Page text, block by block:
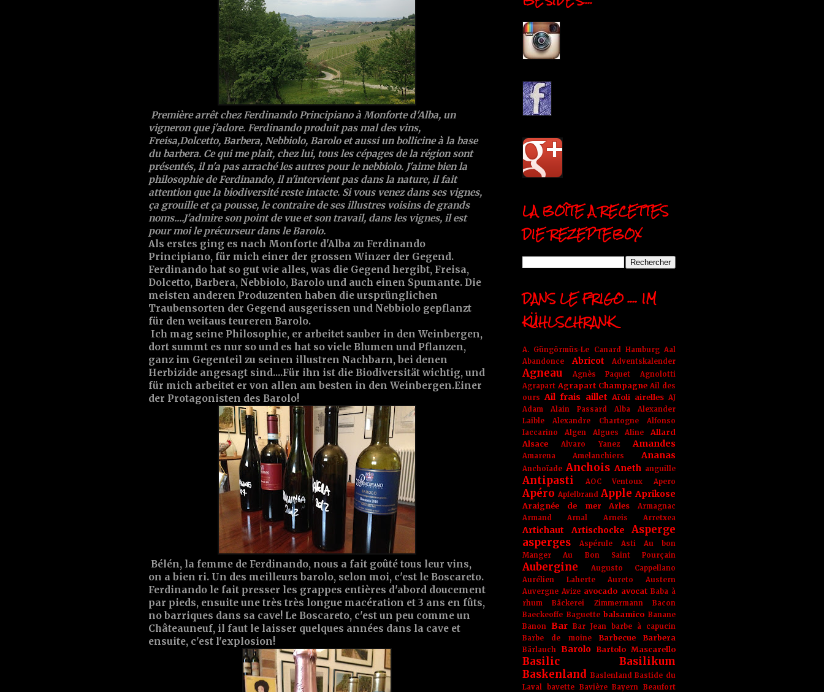
Première arrêt chez Ferdinando Principiano à Monforte d'Alba, un
vigneron que j'adore. Ferdinando produit pas mal des vins,
Freisa,Dolcetto, Barbera, Nebbiolo, Barolo et aussi un bollicine à la base
du barbera. Ce qui me plaît, chez lui, tous les cépages de la région sont
présentés, il n'a pas arraché les autres pour le nebbiolo. J'aime bien la
philosophie de Ferdinando, il n'intervient pas dans la nature, il fait
attention que la biodiversité reste intacte. Si vous venez dans ses vignes,
ça grouille et ça pousse, le contraire de ses illustres voisins de grands
noms....J'admire son point de vue et son travail, dans les vignes, il est
pour moi le précurseur dans le Barolo.
Als erstes ging es nach Monforte d'Alba zu Ferdinando
Principiano, für mich einer der grossen Winzer der Gegend.
Ferdinando hat so gut wie alles, was die Gegend hergibt, Freisa,
Dolcetto, Barbera, Nebbiolo, Barolo und auch einen Spumante. Die
meisten anderen Produzenten haben die ursprünglichen
Traubensorten der Gegend ausgerissen und Nebbiolo gepflanzt
für den weitaus teureren Barolo.
Ich mag seine Philosophie, er arbeitet sauber in den Weinbergen,
dort summt es nur so und es hat so viele Blumen und Pflanzen,
ganz im Gegenteil zu seinen illustren Nachbarn, bei denen
Herbizide angesagt sind....Für ihn ist die Biodiversität wichtig, und
für mich arbeitet er von allen am besten in den Weinbergen.Einer
der Protagonisten des Barolo!
Bélén, la femme de Ferdinando, nous a fait goûté tous leur vins,
on a bien ri. Un des meilleurs barolo, selon moi, c'est le Boscareto.
Ferdinando le fait presser les grappes entières d'abord doucement
par pieds, ensuite une très très longue macération et 3 ans en fûts,
no barriques dans sa cave! Le Boscareto, c'est un peu comme un
Châteauneuf, il faut le laisser quelques années dans la cave et
ensuite, c'est l'explosion!
LA BOÎTE A RECETTES
DIE REZEPTEBOX
DANS LE FRIGO .... IM
KÜHLSCHRANK
A. Güngörmüs-Le Canard Hamburg Aal
Abandonce
Abricot Adventskalender
Agneau Agnès Paquet
Agnolotti
Agrapart Agrapart Champagne Ail des
ours Ail frais aillet Aïoli airelles AJ
Adam
Alain Passard Alba
Alexander
Laible
Alexandre Chartogne
Alfonso
Iaccarino
Algen Algues Aline
Allard
Alsace
Alvaro Yanez Amandes
Amarena Amelanchiers Ananas
Anchoïade Anchois Aneth anguille
Antipasti AOC Ventoux Apero
Apéro Apfelbrand Apple Aprikose
Araignée de mer Arles
Armagnac
Armand Arnal
Arneis Arretxea
Artichaut Artischocke
Asperge
asperges
Aspérule Asti
Au bon
Manger
Au Bon Saint Pourçain
Aubergine
Augusto Cappellano
Aurélien Laherte
Aureto
Austern
Auvergne Avize avocado avocat Baba à
rhum
Bäckerei Zimmermann
Bacon
Baeckeoffe Baguette balsamico Banane
Banon Bar Bar Jean
barbe à capucin
Barbe de moine
Barbecue Barbera
Bärlauch Barolo Bartolo Mascarello
Basilic
Basilikum
Baskenland Baslenland Bastide du
Laval
bavette Bavière Bayern Beaufort